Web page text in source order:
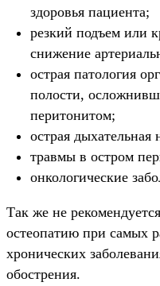
здоровья пациента;
резкий подъем или
снижение
острая патология
полости,
перитонитом;
острая дыхательная
травмы в остром
онкологические
Так же не
остеопатию при самых
хронических
обострения.